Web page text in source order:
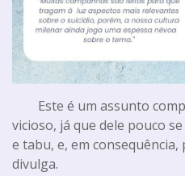
Este é um assunto
vicioso, já que dele pouco
e tabu, e, em
divulga.